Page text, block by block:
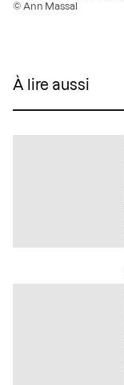
© Ann Massal
À lire aussi